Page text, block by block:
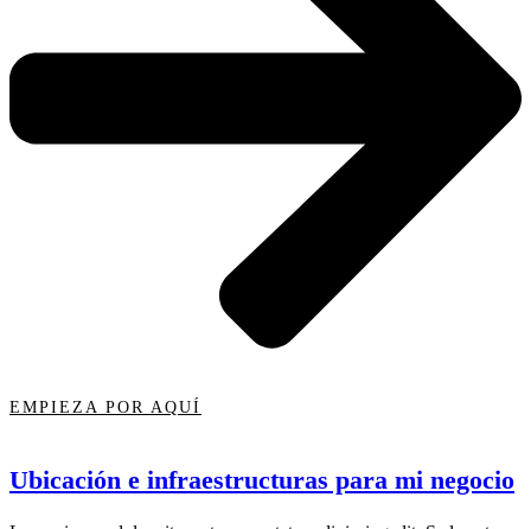
EMPIEZA POR AQUÍ
Ubicación e infraestructuras para mi negocio